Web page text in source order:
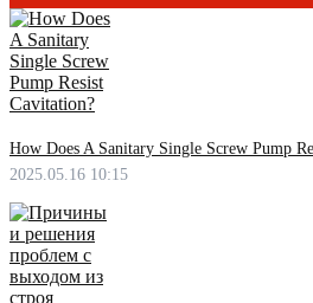
How Does A Sanitary Single Screw Pump
2025.05.16 10:15